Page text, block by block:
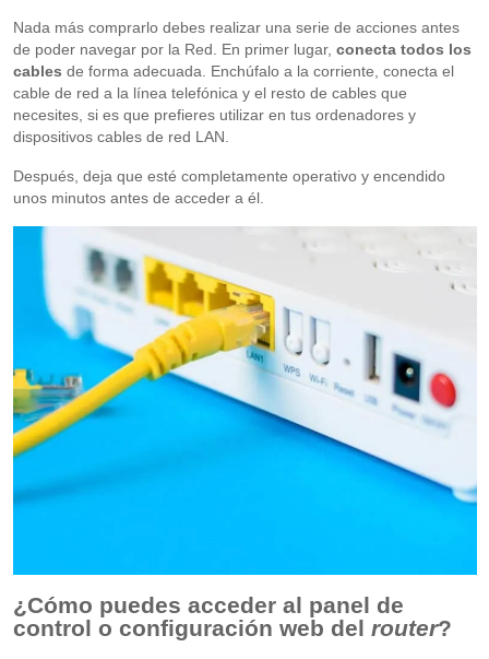
Nada más comprarlo debes realizar una serie de acciones antes
de poder navegar por la Red. En primer lugar, conecta todos los
cables de forma adecuada. Enchúfalo a la corriente, conecta el
cable de red a la línea telefónica y el resto de cables que
necesites, si es que prefieres utilizar en tus ordenadores y
dispositivos cables de red LAN.
Después, deja que esté completamente operativo y encendido
unos minutos antes de acceder a él.
¿Cómo puedes acceder al panel de
control o configuración web del router?